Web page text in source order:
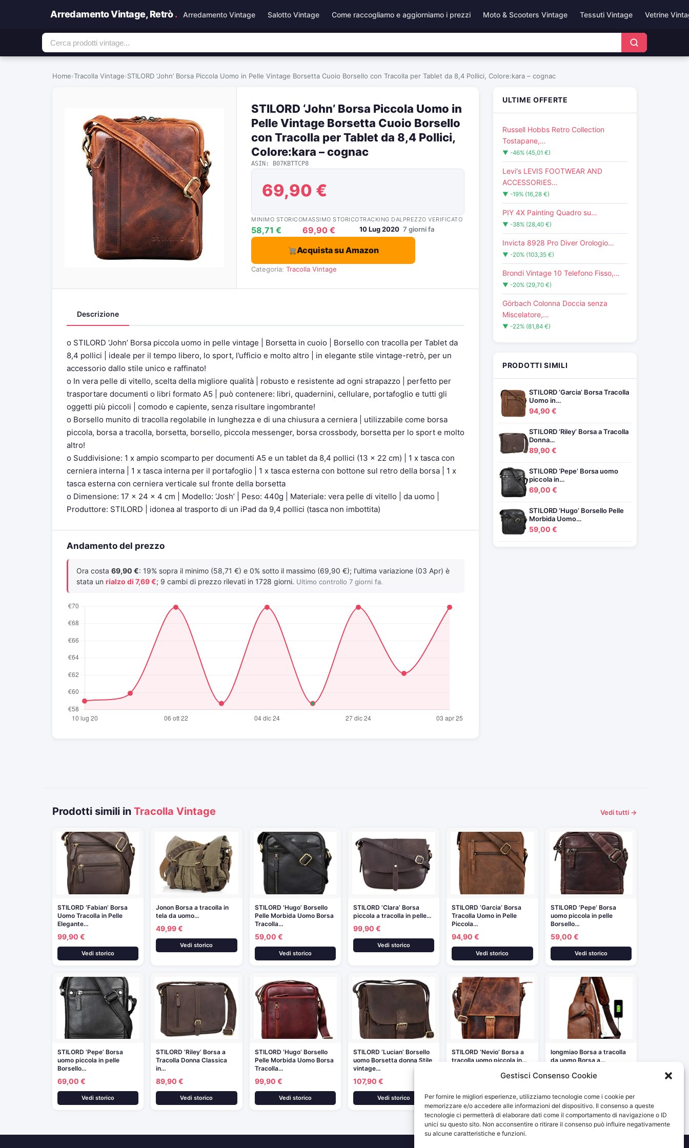
Gestisci Consenso Cookie
Per fornire le migliori esperienze, utilizziamo tecnologie come i cookie per
memorizzare e/o accedere alle informazioni del dispositivo. Il consenso a queste
tecnologie ci permetterà di elaborare dati come il comportamento di navigazione o ID
unici su questo sito. Non acconsentire o ritirare il consenso può influire negativamente
su alcune caratteristiche e funzioni.
Arredamento Vintage, Retrò. Arredamento Vintage Salotto Vintage Come raccogliamo e aggiorniamo i prezzi Moto & Scooters Vintage Tessuti Vintage Vetrine
Home›Tracolla Vintage›STILORD ‘John’ Borsa Piccola Uomo in Pelle Vintage Borsetta Cuoio Borsello con Tracolla per Tablet da 8,4 Pollici, Colore:kara – cognac
STILORD ‘John’ Borsa Piccola Uomo in
Pelle Vintage Borsetta Cuoio Borsello
con Tracolla per Tablet da 8,4 Pollici,
Colore:kara – cognac
ASIN: B07KBTTCP8
69,90 €
MINIMO STORICO
58,71 €
MASSIMO STORICO
69,90 €
TRACKING DAL
10 Lug 2020
PREZZO VERIFICATO
7 giorni fa
Acquista su Amazon
Categoria: Tracolla Vintage
Descrizione
o STILORD ‘John’ Borsa piccola uomo in pelle vintage | Borsetta in cuoio | Borsello con tracolla per Tablet da
8,4 pollici | ideale per il tempo libero, lo sport, l’ufficio e molto altro | in elegante stile vintage-retrò, per un
accessorio dallo stile unico e raffinato!
o In vera pelle di vitello, scelta della migliore qualità | robusto e resistente ad ogni strapazzo | perfetto per
trasportare documenti o libri formato A5 | può contenere: libri, quadernini, cellulare, portafoglio e tutti gli
oggetti più piccoli | comodo e capiente, senza risultare ingombrante!
o Borsello munito di tracolla regolabile in lunghezza e di una chiusura a cerniera | utilizzabile come borsa
piccola, borsa a tracolla, borsetta, borsello, piccola messenger, borsa crossbody, borsetta per lo sport e molto
altro!
o Suddivisione: 1 x ampio scomparto per documenti A5 e un tablet da 8,4 pollici (13 x 22 cm) | 1 x tasca con
cerniera interna | 1 x tasca interna per il portafoglio | 1 x tasca esterna con bottone sul retro della borsa | 1 x
tasca esterna con cerniera verticale sul fronte della borsetta
o Dimensione: 17 x 24 x 4 cm | Modello: ‘Josh’ | Peso: 440g | Materiale: vera pelle di vitello | da uomo |
Produttore: STILORD | idonea al trasporto di un iPad da 9,4 pollici (tasca non imbottita)
Andamento del prezzo
Ora costa 69,90 €: 19% sopra il minimo (58,71 €) e 0% sotto il massimo (69,90 €); l'ultima variazione (03 Apr) è
stata un rialzo di 7,69 €; 9 cambi di prezzo rilevati in 1728 giorni. Ultimo controllo 7 giorni fa.
ULTIME OFFERTE
Russell Hobbs Retro Collection
Tostapane,…
▼ -46% (45,01 €)
Levi's LEVIS FOOTWEAR AND
ACCESSORIES…
▼ -19% (16,28 €)
PIY 4X Painting Quadro su…
▼ -38% (28,40 €)
Invicta 8928 Pro Diver Orologio…
▼ -20% (103,35 €)
Brondi Vintage 10 Telefono Fisso,…
▼ -20% (29,70 €)
Görbach Colonna Doccia senza
Miscelatore,…
▼ -22% (81,84 €)
PRODOTTI SIMILI
STILORD ‘Garcia’ Borsa Tracolla
Uomo in…
94,90 €
STILORD ‘Riley’ Borsa a Tracolla
Donna…
89,90 €
STILORD ‘Pepe’ Borsa uomo
piccola in…
69,00 €
STILORD ‘Hugo’ Borsello Pelle
Morbida Uomo…
59,00 €
Prodotti simili in Tracolla Vintage Vedi tutti →
STILORD ‘Fabian’ Borsa
Uomo Tracolla in Pelle
Elegante…
99,90 €
Vedi storico
Jonon Borsa a tracolla in
tela da uomo…
49,99 €
Vedi storico
STILORD ‘Hugo’ Borsello
Pelle Morbida Uomo Borsa
Tracolla…
59,00 €
Vedi storico
STILORD ‘Clara’ Borsa
piccola a tracolla in pelle…
99,90 €
Vedi storico
STILORD ‘Garcia’ Borsa
Tracolla Uomo in Pelle
Piccola…
94,90 €
Vedi storico
STILORD ‘Pepe’ Borsa
uomo piccola in pelle
Borsello…
59,00 €
Vedi storico
STILORD ‘Pepe’ Borsa
uomo piccola in pelle
Borsello…
69,00 €
Vedi storico
STILORD ‘Riley’ Borsa a
Tracolla Donna Classica
in…
89,90 €
Vedi storico
STILORD ‘Hugo’ Borsello
Pelle Morbida Uomo Borsa
Tracolla…
99,90 €
Vedi storico
STILORD ‘Lucian’ Borsello
uomo Borsetta donna Stile
vintage…
107,90 €
Vedi storico
STILORD ‘Nevio’ Borsa a
tracolla uomo piccola in…
longmiao Borsa a tracolla
da uomo Borsa a…
13,99 €